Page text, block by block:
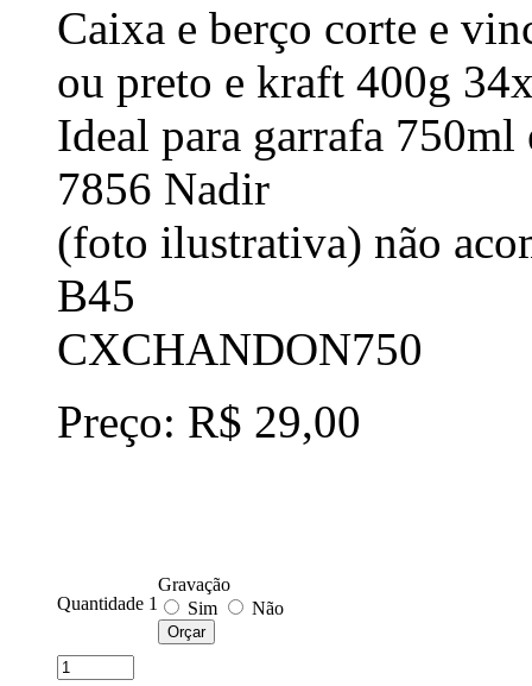
Caixa e berço corte e
ou preto e kraft 400g
Ideal para garrafa
7856 Nadir
(foto ilustrativa) não
B45
CXCHANDON750
Preço: R$ 29,00
Quantidade 1
Gravação
Sim
Não